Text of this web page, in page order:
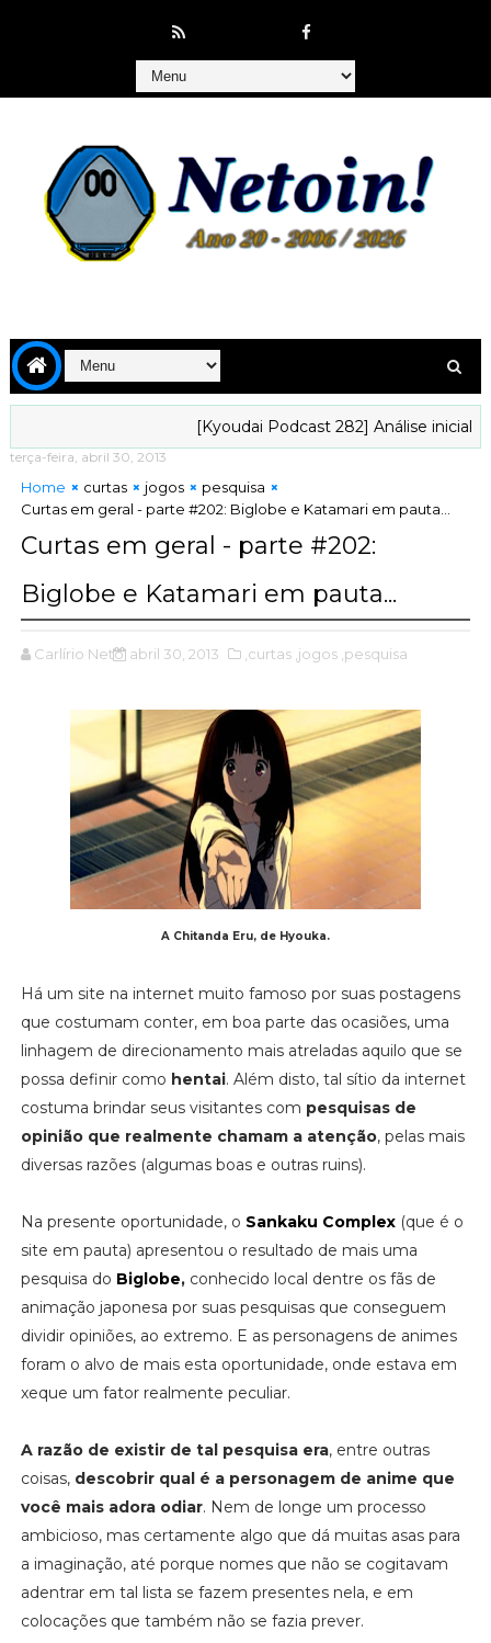
[Kyoudai Podcast 282] Análise inicial da
terça-feira, abril 30, 2013
Home curtas jogos
pesquisa
Curtas em geral - parte #202: Biglobe e Katamari em pauta...
Curtas em geral - parte #202:
Biglobe e Katamari em pauta...
Carlírio Neto abril 30, 2013 ,curtas ,jogos ,pesquisa
A Chitanda Eru, de Hyouka.
Há um site na internet muito famoso por suas postagens
que costumam conter, em boa parte das ocasiões, uma
linhagem de direcionamento mais atreladas aquilo que se
possa definir como hentai. Além disto, tal sítio da internet
costuma brindar seus visitantes com pesquisas de
opinião que realmente chamam a atenção, pelas mais
diversas razões (algumas boas e outras ruins).
Na presente oportunidade, o Sankaku Complex(que é o
site em pauta) apresentou o resultado de mais uma
pesquisa do Biglobe, conhecido local dentre os fãs de
animação japonesa por suas pesquisas que conseguem
dividir opiniões, ao extremo. E as personagens de animes
foram o alvo de mais esta oportunidade, onde estava em
xeque um fator realmente peculiar.
A razão de existir de tal pesquisa era, entre outras
coisas, descobrir qual é a personagem de anime que
você mais adora odiar. Nem de longe um processo
ambicioso, mas certamente algo que dá muitas asas para
a imaginação, até porque nomes que não se cogitavam
adentrar em tal lista se fazem presentes nela, e em
colocações que também não se fazia prever.